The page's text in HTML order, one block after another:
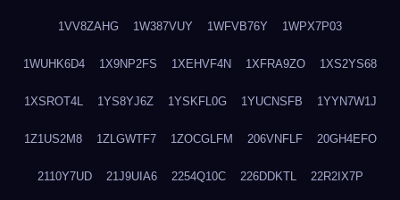
1VV8ZAHG 1W387VUY 1WFVB76Y 1WPX7P03
1WUHK6D4 1X9NP2FS 1XEHVF4N 1XFRA9ZO 1XS2YS68
1XSROT4L 1YS8YJ6Z 1YSKFL0G 1YUCNSFB 1YYN7W1J
1Z1US2M8 1ZLGWTF7 1ZOCGLFM 206VNFLF 20GH4EFO
2110Y7UD 21J9UIA6 2254Q10C 226DDKTL 22R2IX7P